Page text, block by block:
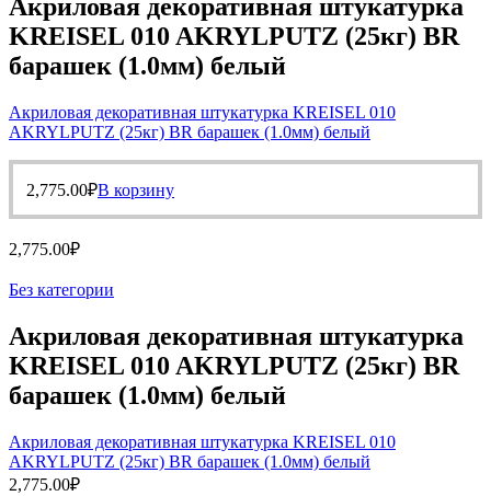
Акриловая декоративная штукатурка
KREISEL 010 AKRYLPUTZ (25кг) BR
барашек (1.0мм) белый
Акриловая декоративная штукатурка KREISEL 010
AKRYLPUTZ (25кг) BR барашек (1.0мм) белый
2,775.00₽В корзину
2,775.00₽
Без категории
Акриловая декоративная штукатурка
KREISEL 010 AKRYLPUTZ (25кг) BR
барашек (1.0мм) белый
Акриловая декоративная штукатурка KREISEL 010
AKRYLPUTZ (25кг) BR барашек (1.0мм) белый
2,775.00₽